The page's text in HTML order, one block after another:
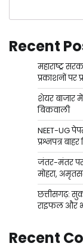
Recent
महाराष्ट्र
प्रकाशनों पर
शेयर बाजार
बिकवाली
NEET-UG
प्रश्नपत्र
जंतर-मंतर पर
मोहरा,
छत्तीसगढ़:
राइफल और
Recent